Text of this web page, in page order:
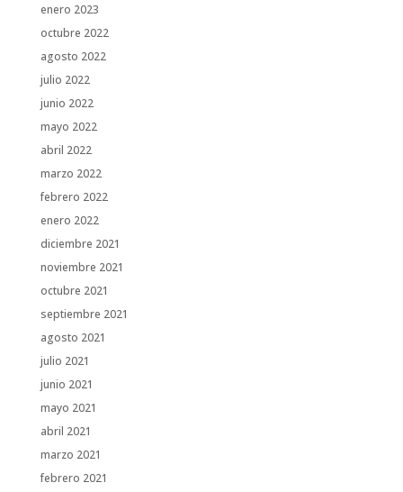
enero 2023
octubre 2022
agosto 2022
julio 2022
junio 2022
mayo 2022
abril 2022
marzo 2022
febrero 2022
enero 2022
diciembre 2021
noviembre 2021
octubre 2021
septiembre 2021
agosto 2021
julio 2021
junio 2021
mayo 2021
abril 2021
marzo 2021
febrero 2021